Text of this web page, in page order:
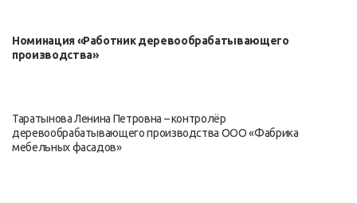
Номинация «Работник деревообрабатывающего
производства»
Таратынова Ленина Петровна – контролёр
деревообрабатывающего производства ООО «Фабрика
мебельных фасадов»